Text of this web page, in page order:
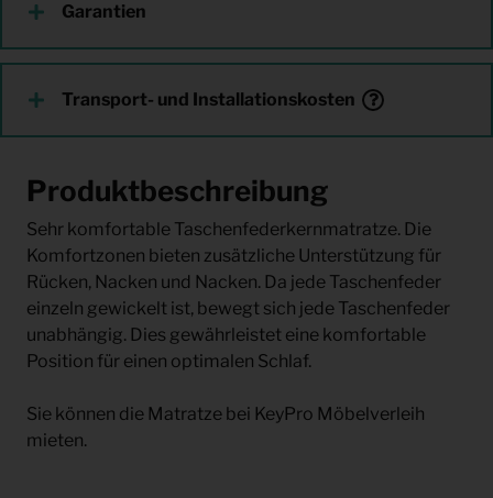
Garantien
Transport- und Installationskosten
Produktbeschreibung
Sehr komfortable Taschenfederkernmatratze. Die
Komfortzonen bieten zusätzliche Unterstützung für
Rücken, Nacken und Nacken. Da jede Taschenfeder
einzeln gewickelt ist, bewegt sich jede Taschenfeder
unabhängig. Dies gewährleistet eine komfortable
Position für einen optimalen Schlaf.
Sie können die Matratze bei KeyPro Möbelverleih
mieten.